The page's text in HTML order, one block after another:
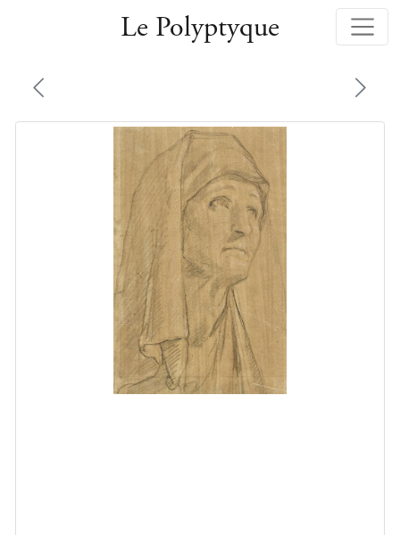
Le Polyptyque